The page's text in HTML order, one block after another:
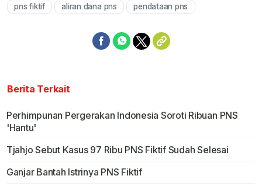
pns fiktif aliran dana pns pendataan pns
Berita Terkait
Perhimpunan Pergerakan Indonesia Soroti Ribuan PNS
'Hantu'
Tjahjo Sebut Kasus 97 Ribu PNS Fiktif Sudah Selesai
Ganjar Bantah Istrinya PNS Fiktif